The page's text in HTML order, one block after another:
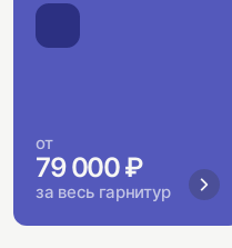
от
79 000 ₽
за весь гарнитур